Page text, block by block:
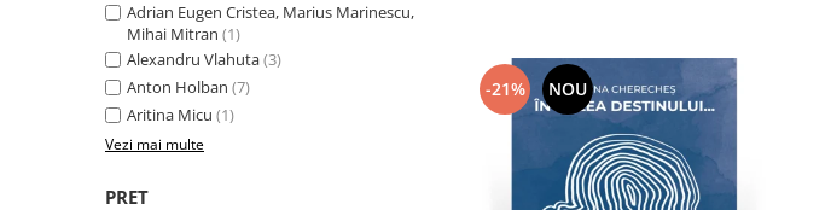
Publicistica / Reportaje / Interviuri
Stiinte umaniste
Sociologie si filozofie
Adrian Eugen Cristea, Marius Marinescu,
Mihai Mitran (1)
Alexandru Vlahuta(3)
Anton Holban (7)
Aritina Micu (1)
Vezi mai multe
PRET
-21% NOU